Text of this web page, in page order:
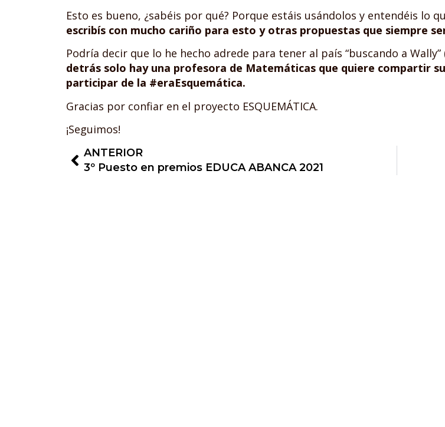
Esto es bueno, ¿sabéis por qué? Porque estáis usándolos y entendéis lo
escribís con mucho cariño para esto y otras propuestas que siempre
Podría decir que lo he hecho adrede para tener al país “buscando a
detrás solo hay una profesora de Matemáticas que quiere compartir
participar de la #eraEsquemática.
Gracias por confiar en el proyecto ESQUEMÁTICA.
¡Seguimos!
ANTERIOR
3º Puesto en premios EDUCA ABANCA 2021